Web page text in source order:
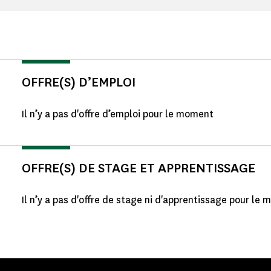
OFFRE(S) D’EMPLOI
Il n’y a pas d'offre d’emploi pour le moment
OFFRE(S) DE STAGE ET APPRENTISSAGE
Il n’y a pas d'offre de stage ni d'apprentissage pour le